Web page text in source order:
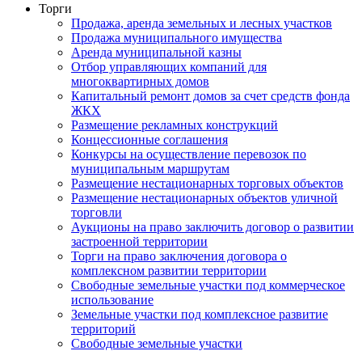
Торги
Продажа, аренда земельных и лесных участков
Продажа муниципального имущества
Аренда муниципальной казны
Отбор управляющих компаний для
многоквартирных домов
Капитальный ремонт домов за счет средств фонда
ЖКХ
Размещение рекламных конструкций
Концессионные соглашения
Конкурсы на осуществление перевозок по
муниципальным маршрутам
Размещение нестационарных торговых объектов
Размещение нестационарных объектов уличной
торговли
Аукционы на право заключить договор о развитии
застроенной территории
Торги на право заключения договора о
комплексном развитии территории
Свободные земельные участки под коммерческое
использование
Земельные участки под комплексное развитие
территорий
Свободные земельные участки